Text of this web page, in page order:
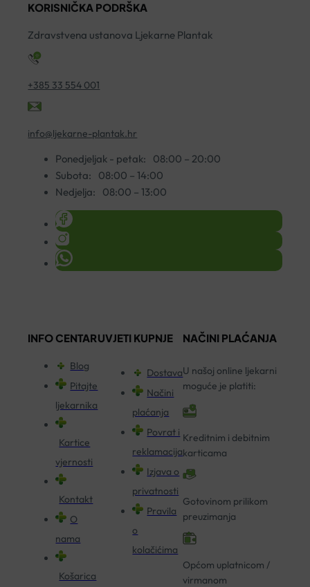
količina
KORISNIČKA PODRŠKA
Zdravstvena ustanova Ljekarne Plantak
+385 33 554 001
info@ljekarne-plantak.hr
Ponedjeljak - petak:
08:00 – 20:00
Subota:
08:00 – 14:00
Nedjelja:
08:00 – 13:00
INFO CENTAR
Blog
Pitajte
ljekarnika
Kartice
vjernosti
Kontakt
O
nama
Košarica
UVJETI KUPNJE
Dostava
Načini
plaćanja
Povrat i
reklamacija
Izjava o
privatnosti
Pravila
o
kolačićima
NAČINI PLAĆANJA
U našoj online ljekarni
moguće je platiti:
Kreditnim i debitnim
karticama
Gotovinom prilikom
preuzimanja
Općom uplatnicom /
virmanom